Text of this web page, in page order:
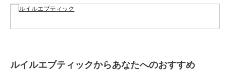
左右に便利なシームポケット付きです。
ルイルエブティックからあなたへのおすすめ